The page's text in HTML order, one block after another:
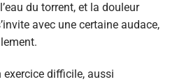
du torrent, et la douleur
avec une certaine audace,
exercice difficile, aussi